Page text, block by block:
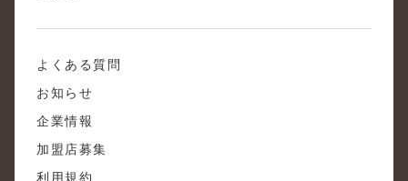
よくある質問
お知らせ
企業情報
加盟店募集
利用規約